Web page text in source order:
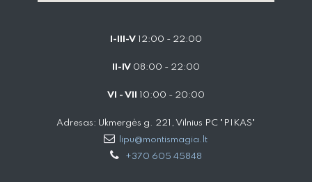
I-III-V 12:00 - 22:00
II-IV 08:00 - 22:00
VI - VII 10:00 - 20:00
Adresas: Ukmergės g. 221, Vilnius PC "PIKAS"
lipu@montismagia.lt
+370 605 45848